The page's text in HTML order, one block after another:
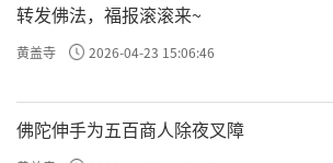
转发佛法，福报滚滚来~
黄盖寺 2026-04-23 15:06:46
佛陀伸手为五百商人除夜叉障